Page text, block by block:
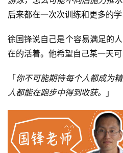
后来都在一次次训练和更多的学
徐国锋说自己是个容易满足的
在的活着。他希望自己某一天可
「你不可能期待每个人都成为
人都能在跑步中得到收获。
」